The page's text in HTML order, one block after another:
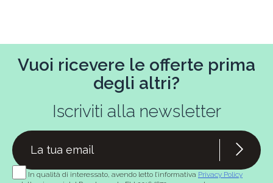
Vuoi ricevere le offerte prima
degli altri?
Iscriviti alla newsletter
In qualità di interessato, avendo letto l’informativa Privacy Policy